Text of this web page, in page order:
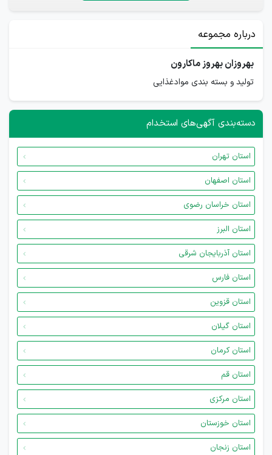
درباره مجموعه
بهروزان بهروز ماکارون
تولید و بسته بندی موادغذایی
دسته‌بندی آگهی‌های استخدام
استان تهران
استان اصفهان
استان خراسان رضوی
استان البرز
استان آذربایجان شرقی
استان فارس
استان قزوین
استان گیلان
استان کرمان
استان قم
استان مرکزی
استان خوزستان
استان زنجان